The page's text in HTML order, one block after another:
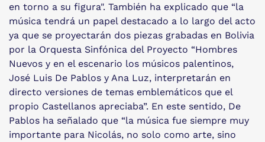
en torno a su figura". También ha explicado que “la
música tendrá un papel destacado a lo largo del acto
ya que se proyectarán dos piezas grabadas en Bolivia
por la Orquesta Sinfónica del Proyecto “Hombres
Nuevos y en el escenario los músicos palentinos,
José Luis De Pablos y Ana Luz, interpretarán en
directo versiones de temas emblemáticos que el
propio Castellanos apreciaba”. En este sentido, De
Pablos ha señalado que “la música fue siempre muy
importante para Nicolás, no solo como arte, sino